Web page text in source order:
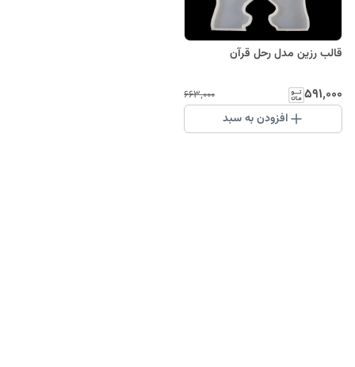
قالب رزین مدل رحل قرآن
۵۹۱٬۰۰۰ ۶۶۳٬۰۰۰
افزودن به سبد